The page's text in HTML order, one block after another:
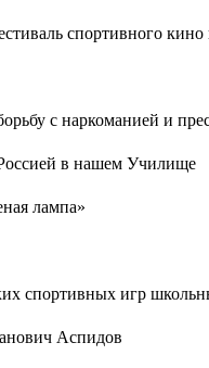
спортивного
с наркоманией и
в нашем Училище
лампа»
спортивных игр
Аспидов